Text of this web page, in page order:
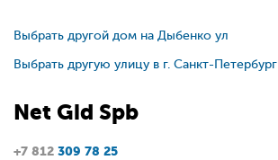
Выбрать другой дом на Дыбенко ул
Выбрать другую улицу в г. Санкт-Петербург
Net Gid Spb
+7 812 309 78 25